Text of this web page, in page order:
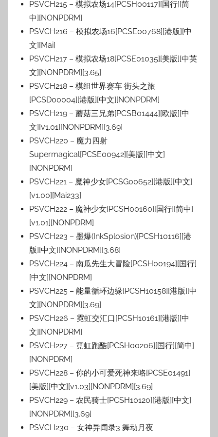
PSVCH215 – 模拟农场14[PCSH00117][国行][简
中][NONPDRM]
PSVCH216 – 模拟农场16[PCSE00768][港版][中
文][Mai]
PSVCH217 – 模拟农场18[PCSE01035][美版][中英
文][NONPDRM][3.65]
PSVCH218 – 模组世界赛车 街头之旅
[PCSD00004][港版][中文][NONPDRM]
PSVCH219 – 蘑菇三兄弟[PCSB01444][欧版][中
文][v1.01][NONPDRM][3.69]
PSVCH220 – 魔力四射
Supermagical[PCSE00942][美版][中文]
[NONPDRM]
PSVCH221 – 魔神少女[PCSG00652][港版][中文]
[v1.00][Mai233]
PSVCH222 – 魔神少女[PCSH00160][国行][简中]
[v1.01][NONPDRM]
PSVCH223 – 墨爆(InkSplosion)[PCSH10116][港
版][中文][NONPDRM][3.68]
PSVCH224 – 南瓜先生大冒险[PCSH00194][国行]
[中文][NONPDRM]
PSVCH225 – 能量循环边缘[PCSH10158][港版][中
文][NONPDRM][3.69]
PSVCH226 – 霓虹交汇口[PCSH10161][港版][中
文][NONPDRM]
PSVCH227 – 霓虹跑酷[PCSH00206][国行][简中]
[NONPDRM]
PSVCH228 – 你的小可爱死神来咯[PCSE01491]
[美版][中文][v1.03][NONPDRM][3.69]
PSVCH229 – 农民骑士[PCSH10120][港版][中文]
[NONPDRM][3.69]
PSVCH230 – 女神异闻录3 舞动月夜